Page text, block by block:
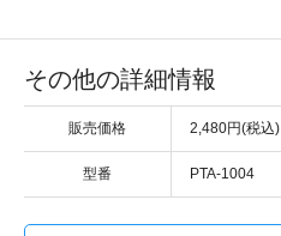
その他の詳細情報
販売価格 2,480円(税込)
型番 PTA-1004